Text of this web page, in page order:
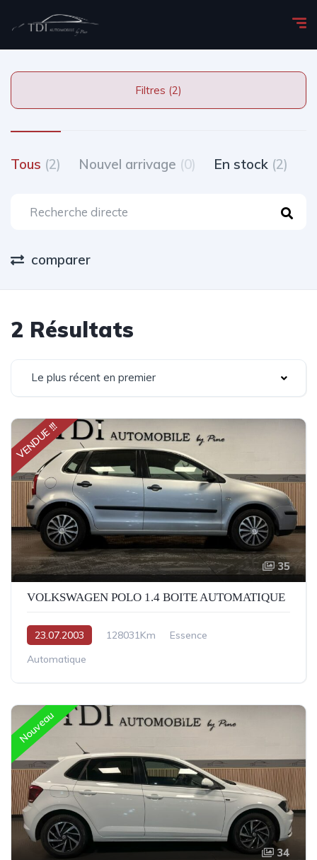
Filtres (2)
Tous (2) Nouvel arrivage (0) En stock (2)
comparer
2 Résultats
Le plus récent en premier
VENDUE !!!
35
VOLKSWAGEN POLO 1.4 BOITE AUTOMATIQUE
23.07.2003 128031Km
Essence
Automatique
Nouveau
34